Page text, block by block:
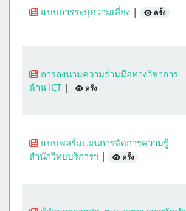
แบบการระบุความเสี่ยง | ครั้ง
การลงนามความร่วมมือทางวิชาการ
ด้าน ICT | ครั้ง
แบบฟอร์มแผนการจัดการความรู้
สำนักวิทยบริการฯ | ครั้ง